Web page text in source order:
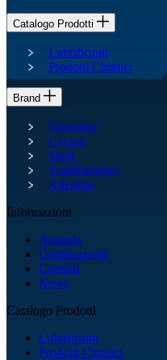
Catalogo Prodotti
Lubrificanti
Prodotti Chimici
Brand
Valvoline
Cyclon
Shell
TotalEnergies
Allegrini
Informazioni
Azienda
Certificazioni
Contatti
News
Catalogo Prodotti
Lubrificanti
Prodotti Chimici